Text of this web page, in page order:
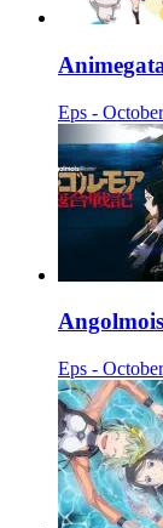
Eps -
Eps -